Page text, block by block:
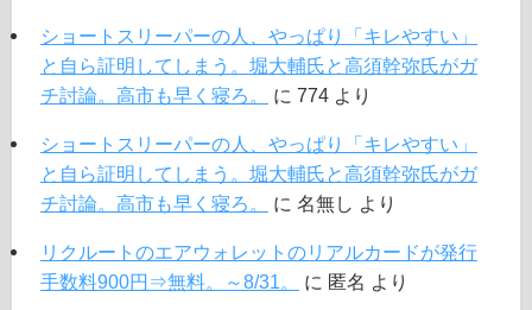
ショートスリーパーの人、やっぱり「キレやすい」
と自ら証明してしまう。堀大輔氏と高須幹弥氏がガ
チ討論。高市も早く寝ろ。
に 774より
ショートスリーパーの人、やっぱり「キレやすい」
と自ら証明してしまう。堀大輔氏と高須幹弥氏がガ
チ討論。高市も早く寝ろ。
に 名無し より
リクルートのエアウォレットのリアルカードが発行
手数料900円⇒無料。～8/31。
に 匿名 より